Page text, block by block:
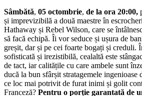
Sâmbătă, 05 octombrie, de la ora 20:00,
și imprevizibilă a două maestre în
Hathaway și Rebel Wilson, care se
să facă echipă. Îi vor seduce și ușura de
greșit, dar și pe cei foarte bogați și creduli.
sofisticată și irezistibilă, cealaltă este
de tact, iar calitățile cu care ambele sunt
ducă la bun sfârșit stratagemele ingenioase
ce loc mai potrivit de furat inimi și golit
Franceză? Pentru o porție garantată de